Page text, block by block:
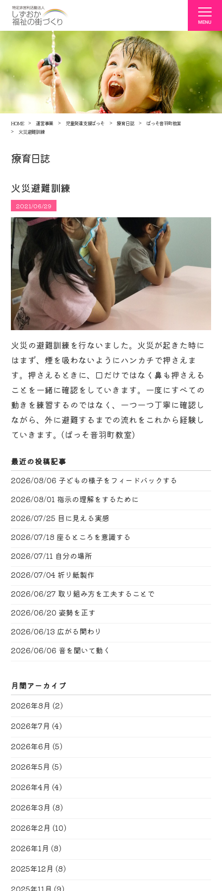
HOME 運営事業 児童発達支援ぱっそ 療育日誌
ぱっそ音羽町教室
火災避難訓練
療育日誌
火災避難訓練
2021/06/29
火災の避難訓練を行ないました。火災が起きた時に
はまず、煙を吸わないようにハンカチで押さえま
す。押さえるときに、口だけではなく鼻も押さえる
ことを一緒に確認をしていきます。一度にすべての
動きを練習するのではなく、一つ一つ丁寧に確認し
ながら、外に避難するまでの流れをこれから経験し
ていきます。(ぱっそ音羽町教室)
最近の投稿記事
2026/08/06 子どもの様子をフィードバックする
2026/08/01 指示の理解をするために
2026/07/25 目に見える実感
2026/07/18 座るところを意識する
2026/07/11 自分の場所
2026/07/04 折り紙製作
2026/06/27 取り組み方を工夫することで
2026/06/20 姿勢を正す
2026/06/13 広がる関わり
2026/06/06 音を聞いて動く
月間アーカイブ
2026年8月 (2)
2026年7月 (4)
2026年6月 (5)
2026年5月 (5)
2026年4月 (4)
2026年3月 (8)
2026年2月 (10)
2026年1月 (8)
2025年12月 (8)
2025年11月 (9)